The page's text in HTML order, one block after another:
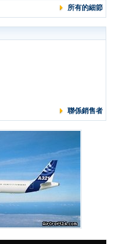
所有的細節
聯係銷售者